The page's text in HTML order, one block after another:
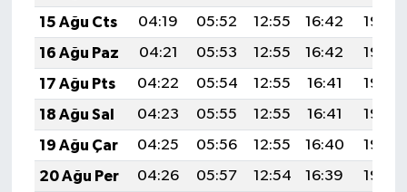
15 Ağu Cts
04:19 05:52 12:55 16:42
19:49
16 Ağu Paz
04:21 05:53 12:55 16:42
19:48
17 Ağu Pts
04:22 05:54 12:55 16:41
19:46
18 Ağu Sal
04:23 05:55 12:55 16:41
19:45
19 Ağu Çar
04:25 05:56 12:55 16:40
19:44
20 Ağu Per
04:26 05:57 12:54 16:39
19:42